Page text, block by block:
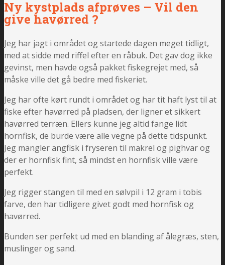
Ny kystplads afprøves – Vil den
give havørred ?
Jeg har jagt i området og startede dagen meget tidligt,
med at sidde med riffel efter en råbuk. Det gav dog ikke
gevinst, men havde også pakket fiskegrejet med, så
måske ville det gå bedre med fiskeriet.
Jeg har ofte kørt rundt i området og har tit haft lyst til at
fiske efter havørred på pladsen, der ligner et sikkert
havørred terræn. Ellers kunne jeg altid fange lidt
hornfisk, de burde være alle vegne på dette tidspunkt.
Jeg mangler angfisk i fryseren til makrel og pighvar og
der er hornfisk fint, så mindst en hornfisk ville være
perfekt.
Jeg rigger stangen til med en sølvpil i 12 gram i tobis
farve, den har tidligere givet godt med hornfisk og
havørred.
Bunden ser perfekt ud med en blanding af ålegræs, sten,
muslinger og sand.